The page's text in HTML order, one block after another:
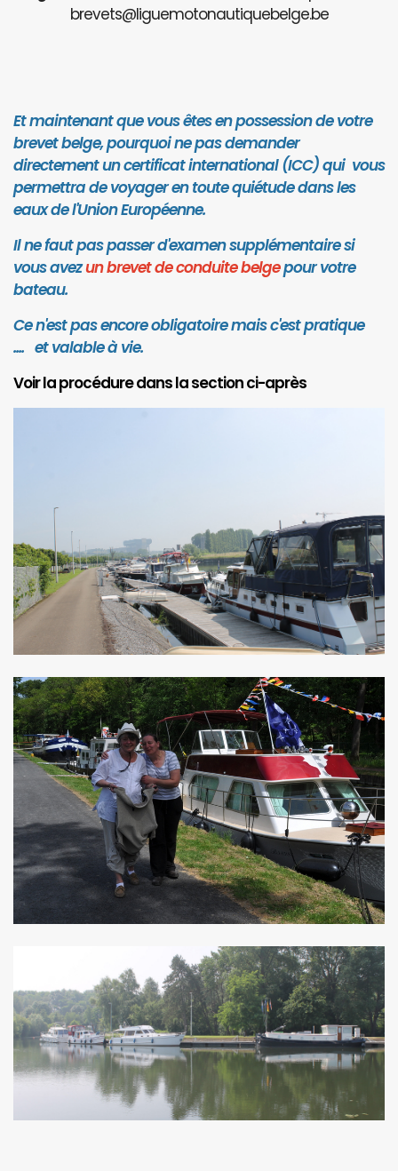
brevets@liguemotonautiquebelge.be
Et maintenant que vous êtes en possession de votre
brevet belge, pourquoi ne pas demander
directement un certificat international (ICC) qui vous
permettra de voyager en toute quiétude dans les
eaux de l'Union Européenne.
Il ne faut pas passer d'examen supplémentaire si
vous avezun brevet de conduite belgepour votre
bateau.
Ce n'est pas encore obligatoire mais c'est pratique
.... et valable à vie.
Voir la procédure dans la section ci-après